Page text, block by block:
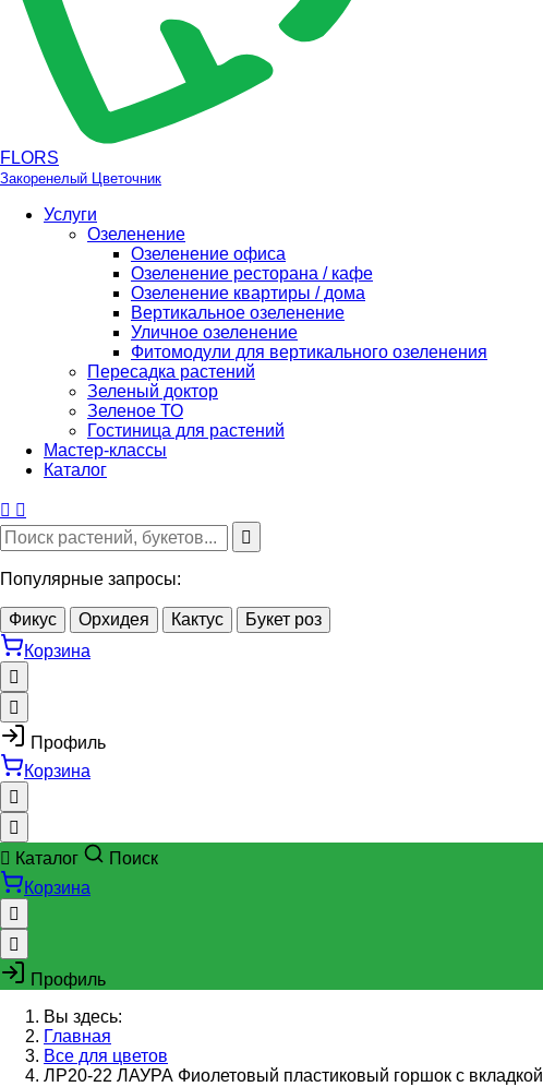
FLORS
Закоренелый Цветочник
Услуги
Озеленение
Озеленение офиса
Озеленение ресторана / кафе
Озеленение квартиры / дома
Вертикальное озеленение
Уличное озеленение
Фитомодули для вертикального озеленения
Пересадка растений
Зеленый доктор
Зеленое ТО
Гостиница для растений
Мастер-классы
Каталог
Популярные запросы:
Фикус Орхидея Кактус
Букет роз
Корзина
Профиль
Корзина
Каталог
Поиск
Корзина
Профиль
Вы здесь:
Главная
Все для цветов
ЛР20-22 ЛАУРА Фиолетовый пластиковый горшок с вкладкой